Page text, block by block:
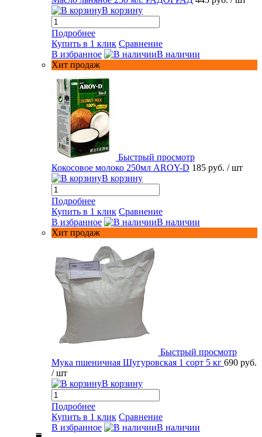
В корзину
Подробнее
Купить в 1 клик Сравнение
В избранное
В наличии
Хит продаж
Быстрый просмотр
Кокосовое молоко 250мл AROY-D 185 руб. / шт
В корзину
Подробнее
Купить в 1 клик Сравнение
В избранное
В наличии
Хит продаж
Быстрый просмотр
Мука пшеничная Шугуровская 1 сорт 5 кг 690 руб.
/ шт
В корзину
Подробнее
Купить в 1 клик Сравнение
В избранное
В наличии